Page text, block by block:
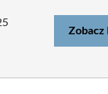
Zobacz